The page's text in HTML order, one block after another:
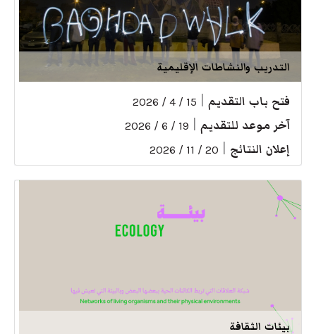
التدريب والنشاطات الإقليمية
فتح باب التقديم 15 / 4 / 2026
آخر موعد للتقديم 19 / 6 / 2026
إعلان النتائج 20 / 11 / 2026
بيئات الثقافة